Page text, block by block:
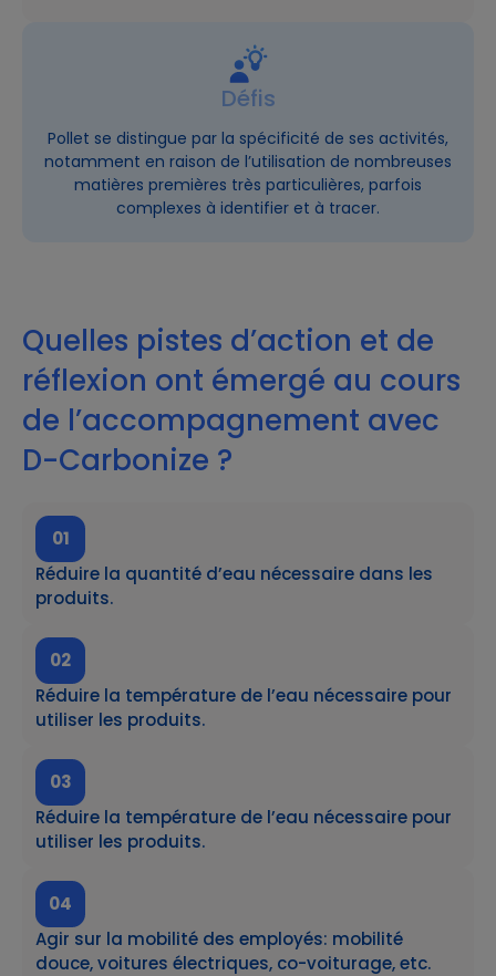
Défis
Pollet se distingue par la spécificité de ses activités,
notamment en raison de l’utilisation de nombreuses
matières premières très particulières, parfois
complexes à identifier et à tracer.
Quelles pistes d’action et de
réflexion ont émergé au cours
de l’accompagnement avec
D-Carbonize ?
Réduire la quantité d’eau nécessaire dans les
produits.
01
Réduire la température de l’eau nécessaire pour
utiliser les produits.
02
Réduire la température de l’eau nécessaire pour
utiliser les produits.
03
Agir sur la mobilité des employés: mobilité
douce, voitures électriques, co-voiturage, etc.
04